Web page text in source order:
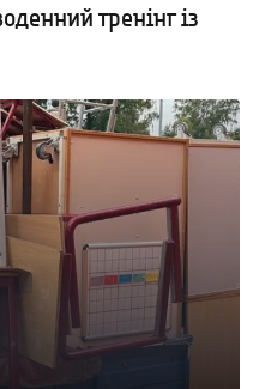
тренінг із